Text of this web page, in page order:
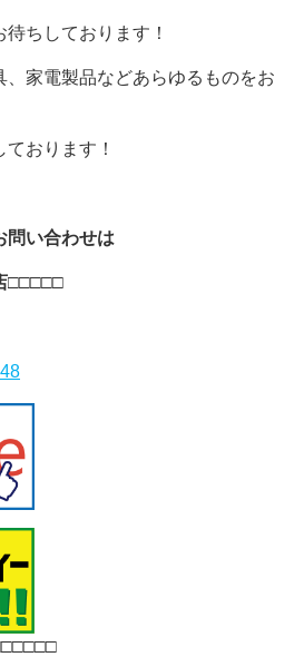
ちしております！
家電製品などあらゆるものをお
おります！
問い合わせは
□□□□□